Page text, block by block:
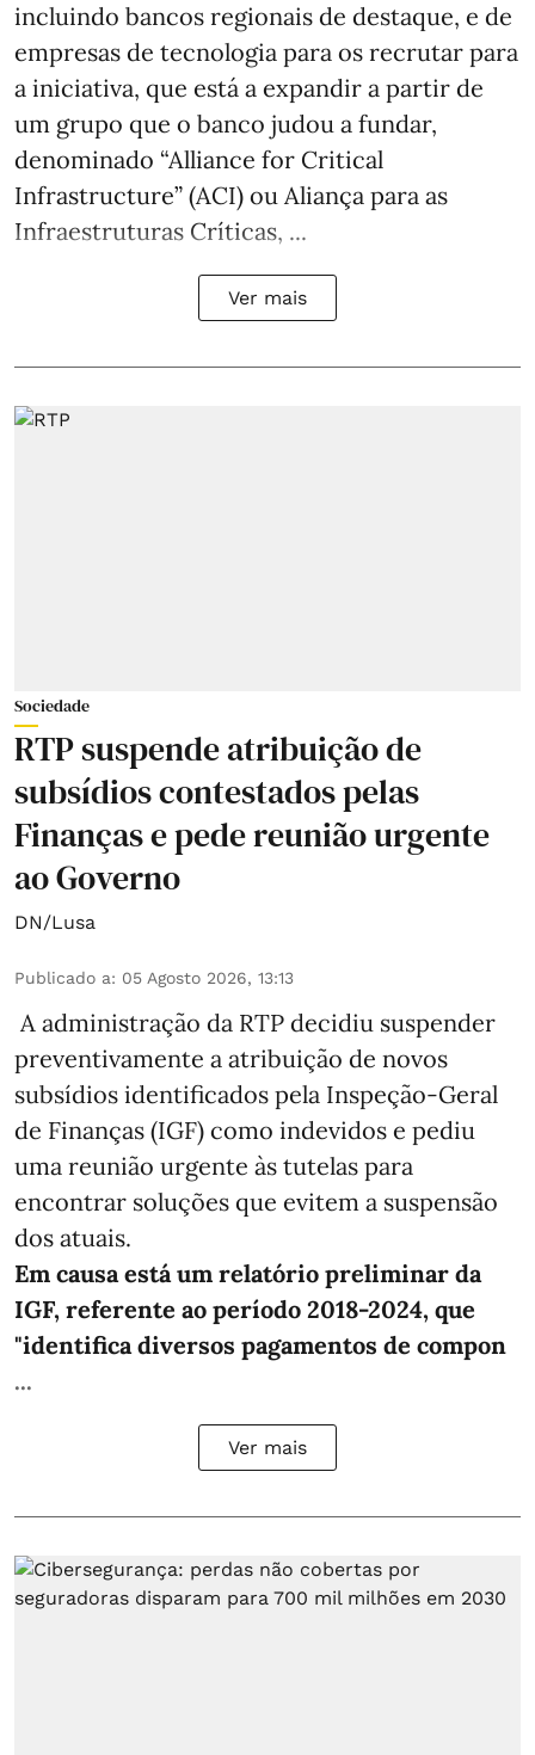
incluindo bancos regionais de destaque, e de
empresas de tecnologia para os recrutar para
a iniciativa, que está a expandir a partir de
um grupo que o banco judou a fundar,
denominado “Alliance for Critical
Infrastructure” (ACI) ou Aliança para as
Infraestruturas Críticas, ...
Ver mais
Sociedade
RTP suspende atribuição de
subsídios contestados pelas
Finanças e pede reunião urgente
ao Governo
DN/Lusa
Publicado a: 05 Agosto 2026, 13:13
A administração da RTP decidiu suspender
preventivamente a atribuição de novos
subsídios identificados pela Inspeção-Geral
de Finanças (IGF) como indevidos e pediu
uma reunião urgente às tutelas para
encontrar soluções que evitem a suspensão
dos atuais.
Em causa está um relatório preliminar da
IGF, referente ao período 2018-2024, que
"identifica diversos pagamentos de compon
...
Ver mais